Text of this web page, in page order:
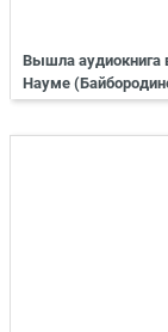
Вышла аудиокнига
Науме